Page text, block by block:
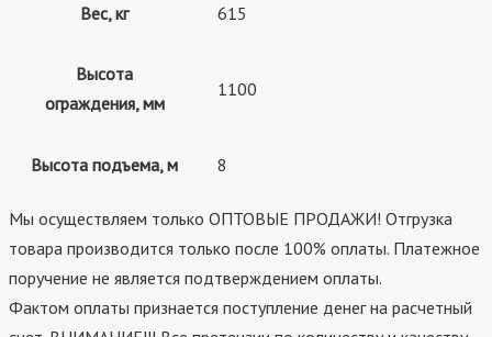
Вес, кг 615
Высота
ограждения, мм
1100
Высота подъема, м 8
Мы осуществляем только ОПТОВЫЕ ПРОДАЖИ! Отгрузка
товара производится только после 100% оплаты. Платежное
поручение не является подтверждением оплаты.
Фактом оплаты признается поступление денег на расчетный